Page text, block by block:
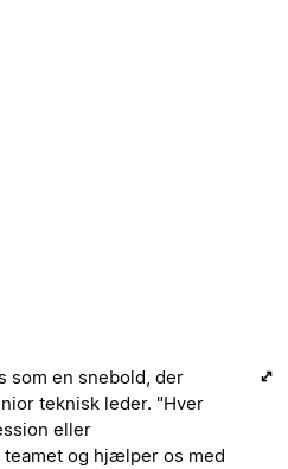
som en snebold, der
teknisk leder. "Hver
eller
og hjælper os med